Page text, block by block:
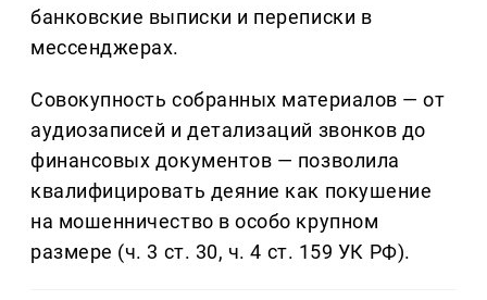
банковские выписки и переписки в
мессенджерах.
Совокупность собранных материалов — от
аудиозаписей и детализаций звонков до
финансовых документов — позволила
квалифицировать деяние как покушение
на мошенничество в особо крупном
размере (ч. 3 ст. 30, ч. 4 ст. 159 УК РФ).